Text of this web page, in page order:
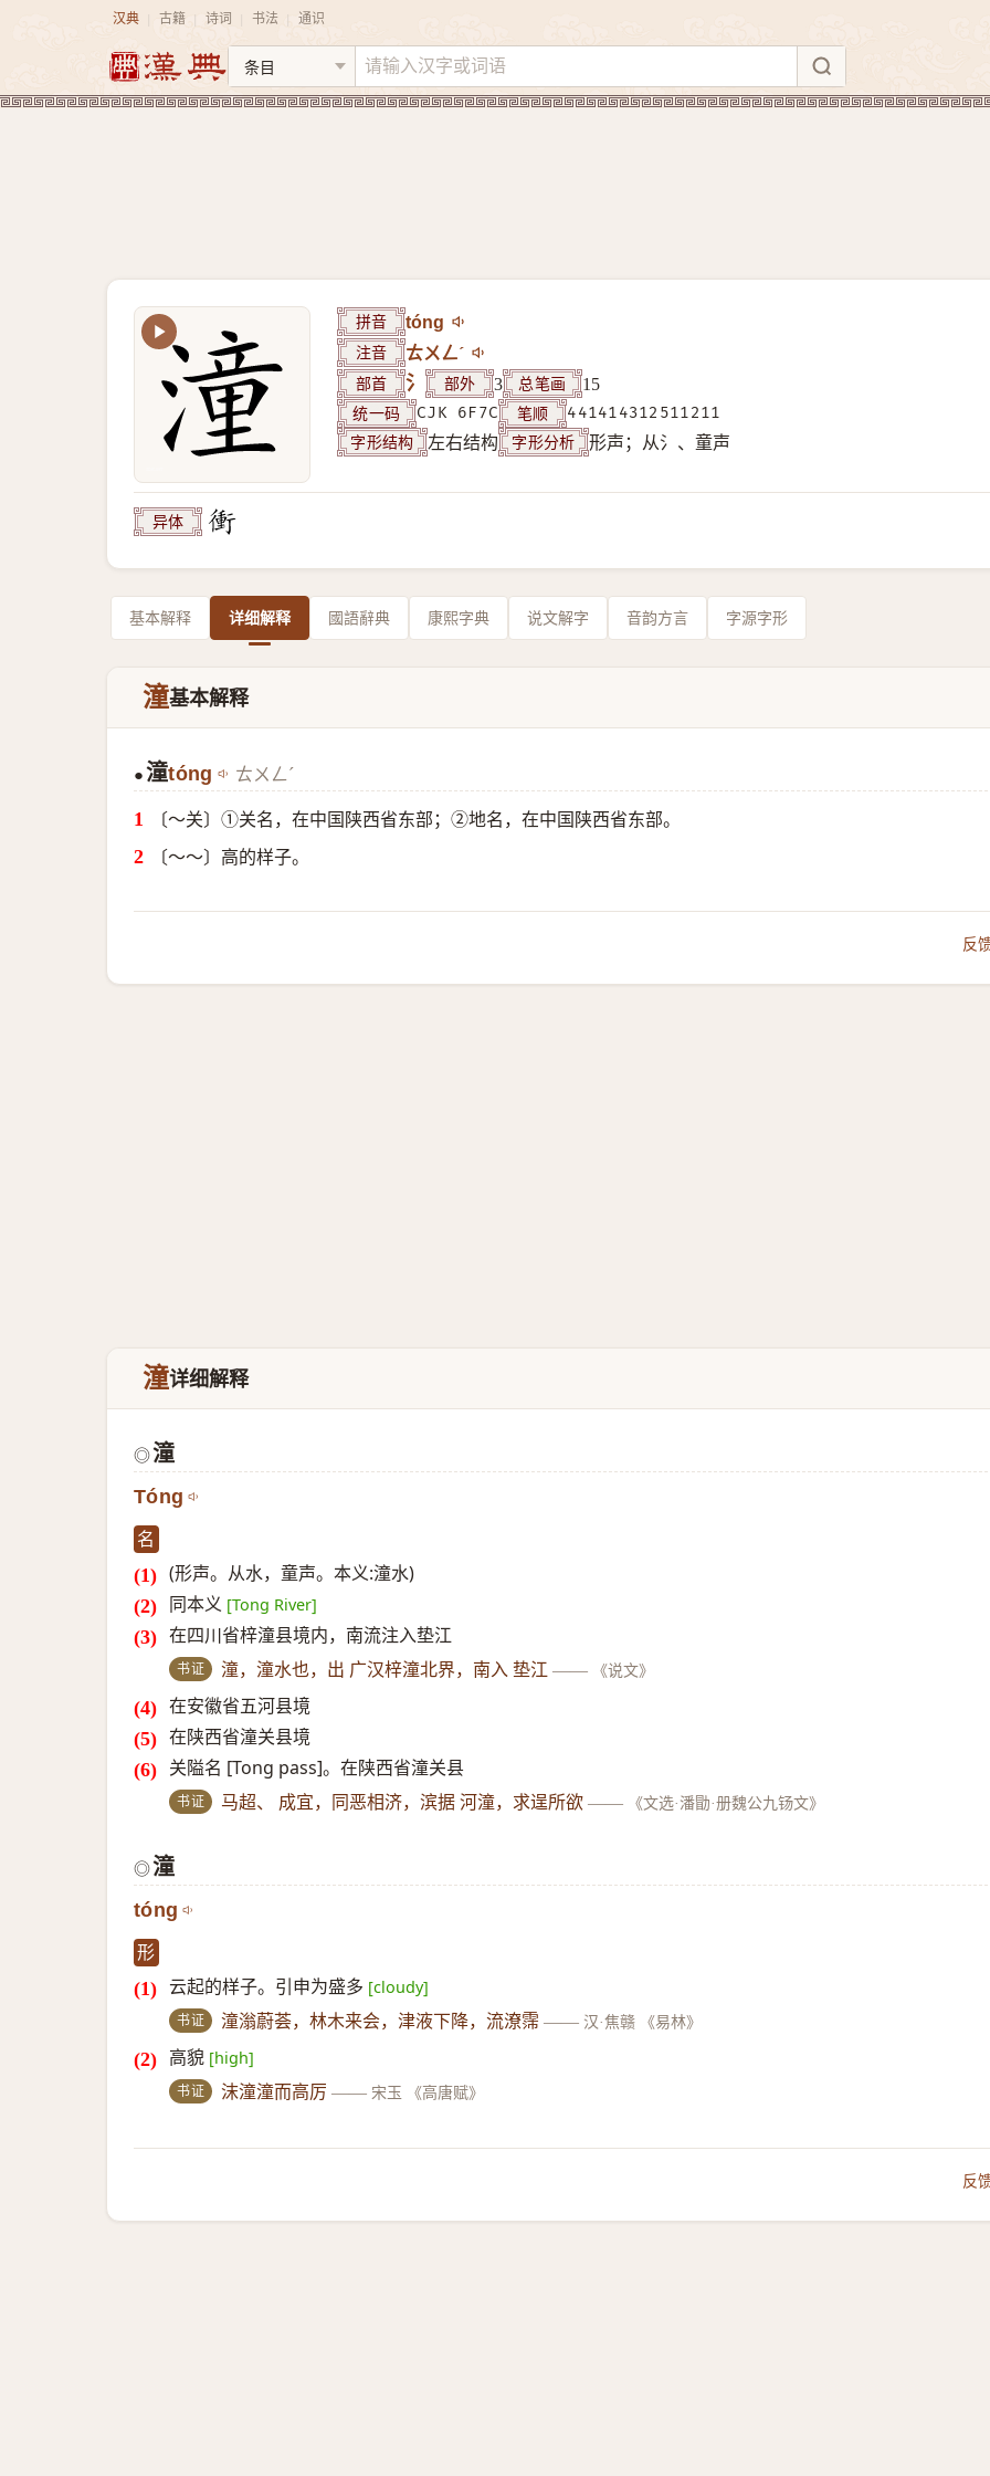
汉典 古籍 诗词 书法 通识
拼音 tóng
注音 ㄊㄨㄥˊ
部首 氵 部外 3 总笔画 15
统一码 CJK 6F7C 笔顺 441414312511211
字形结构 左右结构 字形分析 形声；从氵、童声
异体
基本解释 详细解释 國語辭典 康熙字典 说文解字 音韵方言 字源字形
潼基本解释
● 潼tóng ㄊㄨㄥˊ
〔～关〕①关名，在中国陕西省东部；②地名，在中国陕西省东部。
〔～～〕高的样子。
反
潼详细解释
◎潼
Tóng
名
(形声。从水，童声。本义:潼水)
同本义 [Tong River]
在四川省梓潼县境内，南流注入垫江
书证 潼，潼水也，出 广汉梓潼北界，南入 垫江 —— 《说文》
在安徽省五河县境
在陕西省潼关县境
关隘名 [Tong pass]。在陕西省潼关县
书证 马超、 成宜，同恶相济，滨据 河潼，求逞所欲 —— 《文选·潘勖·册魏公九钖文》
◎潼
tóng
形
云起的样子。引申为盛多 [cloudy]
书证 潼滃蔚荟，林木来会，津液下降，流潦霈 —— 汉·焦赣 《易林》
高貌 [high]
书证 沫潼潼而高厉 —— 宋玉 《高唐赋》
反